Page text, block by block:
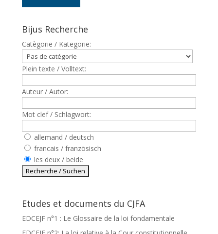
Bijus Recherche
Catègorie / Kategorie:
Plein texte / Volltext:
Auteur / Autor:
Mot clef / Schlagwort:
allemand / deutsch
francais / französisch
les deux / beide
Etudes et documents du CJFA
EDCEJF n°1 : Le Glossaire de la loi fondamentale